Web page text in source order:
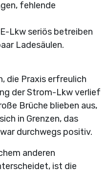
fehlende
Lkw seriös betreiben
Ladesäulen.
die Praxis erfreulich
der Strom-Lkw verlief
Brüche blieben aus,
in Grenzen, das
durchwegs positiv.
anderen
ist die